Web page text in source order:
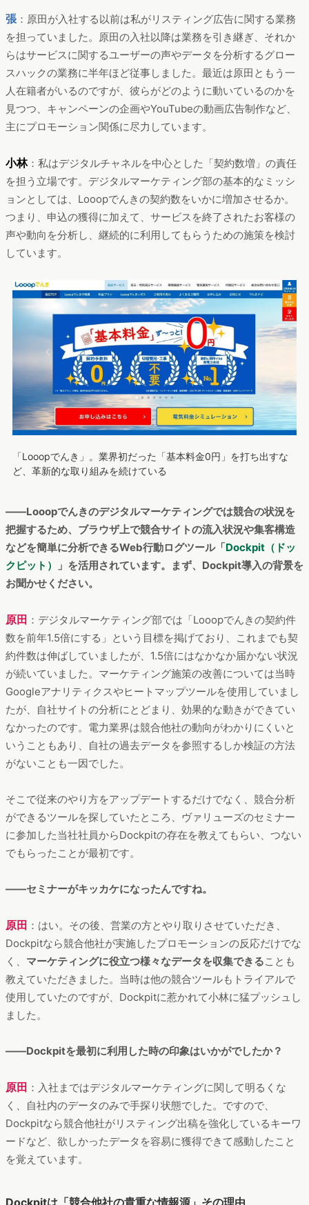
張：原田が入社する以前は私がリスティング広告に関する業務
を担っていました。原田の入社以降は業務を引き継ぎ、それか
らはサービスに関するユーザーの声やデータを分析するグロー
スハックの業務に半年ほど従事しました。最近は原田ともう一
人在籍者がいるのですが、彼らがどのように動いているのかを
見つつ、キャンペーンの企画やYouTubeの動画広告制作など、
主にプロモーション関係に尽力しています。
小林：私はデジタルチャネルを中心とした「契約数増」の責任
を担う立場です。デジタルマーケティング部の基本的なミッシ
ョンとしては、Looopでんきの契約数をいかに増加させるか。
つまり、申込の獲得に加えて、サービスを終了されたお客様の
声や動向を分析し、継続的に利用してもらうための施策を検討
しています。
「Looopでんき」。業界初だった「基本料金0円」を打ち出すな
ど、革新的な取り組みを続けている
――Looopでんきのデジタルマーケティングでは競合の状況を
把握するため、ブラウザ上で競合サイトの流入状況や集客構造
などを簡単に分析できるWeb行動ログツール「Dockpit（ドッ
クピット）
」を活用されています。まず、Dockpit導入の背景を
お聞かせください。
原田 ：デジタルマーケティング部では「Looopでんきの契約件
数を前年1.5倍にする」という目標を掲げており、これまでも契
約件数は伸ばしていましたが、1.5倍にはなかなか届かない状況
が続いていました。マーケティング施策の改善については当時
Googleアナリティクスやヒートマップツールを使用していまし
たが、自社サイトの分析にとどまり、効果的な動きができてい
なかったのです。電力業界は競合他社の動向がわかりにくいと
いうこともあり、自社の過去データを参照するしか検証の方法
がないことも一因でした。
そこで従来のやり方をアップデートするだけでなく、競合分析
ができるツールを探していたところ、ヴァリューズのセミナー
に参加した当社社員からDockpitの存在を教えてもらい、つない
でもらったことが最初です。
――セミナーがキッカケになったんですね。
原田 ：はい。その後、営業の方とやり取りさせていただき、
Dockpitなら競合他社が実施したプロモーションの反応だけでな
く、 マーケティングに役立つ様々なデータを収集できることも
教えていただきました。当時は他の競合ツールもトライアルで
使用していたのですが、Dockpitに惹かれて小林に猛プッシュし
ました。
――Dockpitを最初に利用した時の印象はいかがでしたか？
原田 ：入社まではデジタルマーケティングに関して明るくな
く、自社内のデータのみで手探り状態でした。ですので、
Dockpitなら競合他社がリスティング出稿を強化しているキーワ
ードなど、欲しかったデータを容易に獲得できて感動したこと
を覚えています。
Dockpitは「競合他社の貴重な情報源」その理由